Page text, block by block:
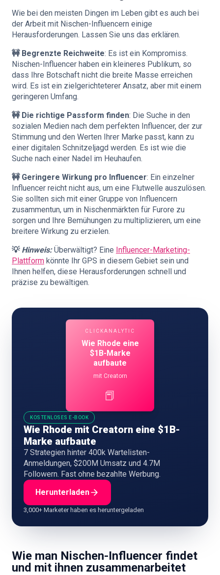
Wie bei den meisten Dingen im Leben gibt es auch bei
der Arbeit mit Nischen-Influencern einige
Herausforderungen. Lassen Sie uns das erklären.
🚧 Begrenzte Reichweite: Es ist ein Kompromiss.
Nischen-Influencer haben ein kleineres Publikum, so
dass Ihre Botschaft nicht die breite Masse erreichen
wird. Es ist ein zielgerichteterer Ansatz, aber mit einem
geringeren Umfang.
🚧 Die richtige Passform finden: Die Suche in den
sozialen Medien nach dem perfekten Influencer, der zur
Stimmung und den Werten Ihrer Marke passt, kann zu
einer digitalen Schnitzeljagd werden. Es ist wie die
Suche nach einer Nadel im Heuhaufen.
🚧 Geringere Wirkung pro Influencer: Ein einzelner
Influencer reicht nicht aus, um eine Flutwelle auszulösen.
Sie sollten sich mit einer Gruppe von Influencern
zusammentun, um in Nischenmärkten für Furore zu
sorgen und Ihre Bemühungen zu multiplizieren, um eine
breitere Wirkung zu erzielen.
💡 Hinweis:Überwältigt? Eine Influencer-Marketing-
Plattform könnte Ihr GPS in diesem Gebiet sein und
Ihnen helfen, diese Herausforderungen schnell und
präzise zu bewältigen.
CLICKANALYTIC
Wie Rhode eine
$1B-Marke
aufbaute
mit Creatorn
📕
KOSTENLOSES E-BOOK
Wie Rhode mit Creatorn eine $1B-
Marke aufbaute
7 Strategien hinter 400k Wartelisten-
Anmeldungen, $200M Umsatz und 4.7M
Followern. Fast ohne bezahlte Werbung.
Herunterladen
3,000+ Marketer haben es heruntergeladen
Wie man Nischen-Influencer findet
und mit ihnen zusammenarbeitet